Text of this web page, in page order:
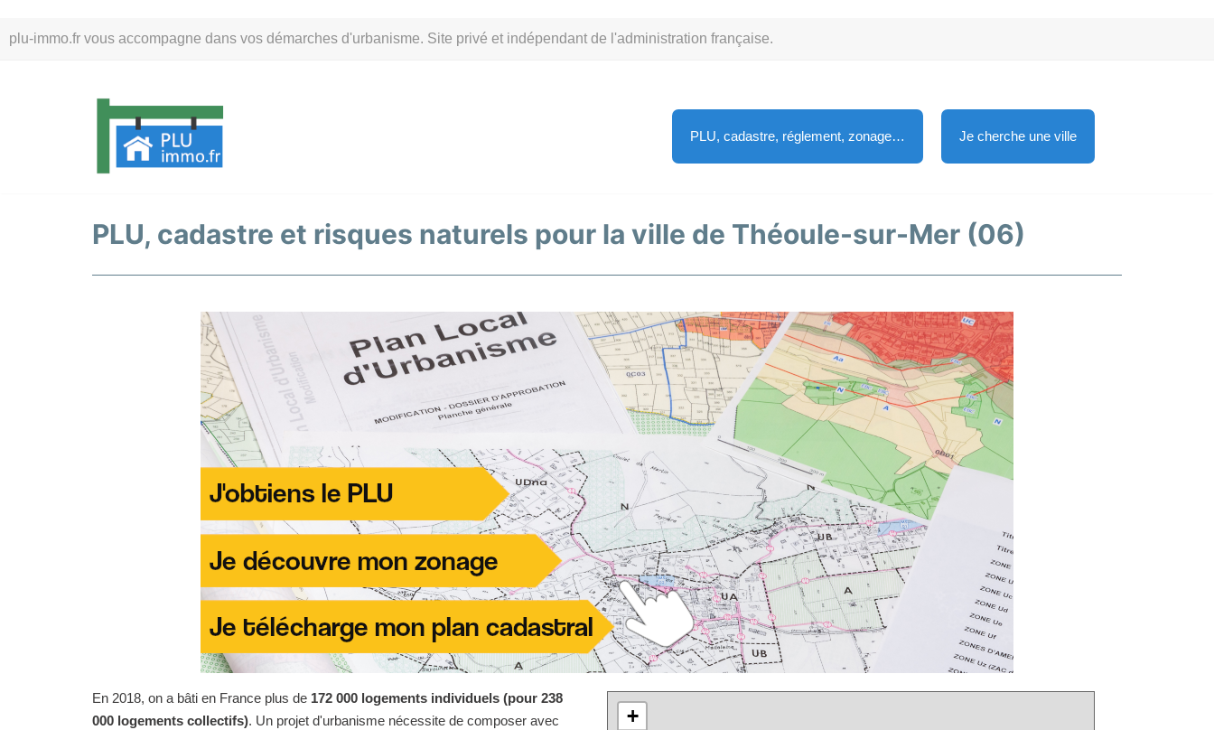
plu-immo.fr vous accompagne dans vos démarches d'urbanisme. Site privé et indépendant de l'administration française.
au
PLU, cadastre, réglement, zonage… Je cherche une ville
PLU, cadastre et risques naturels pour la ville de Théoule-sur-Mer (06)
En 2018, on a bâti en France plus de 172 000 logements individuels (pour 238
000 logements collectifs). Un projet d'urbanisme nécessite de composer avec
+